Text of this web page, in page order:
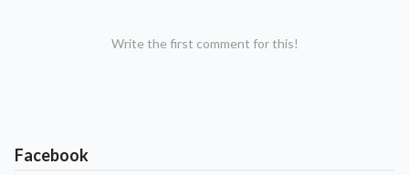
Write the first comment for this!
Facebook